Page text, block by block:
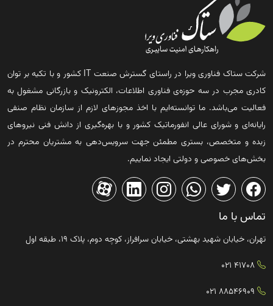
شرکت ستاک فناوری ویرا در راستای گسترش صنعت IT کشور و با تکیه بر توان
کادری مجرب در سه حوزه‌ی فناوری اطلاعات، الکترونیک و بازرگانی مشغول به
فعالیت می‌باشد. ما توانسته‌ایم با اخذ مجوزهای لازم از سازمان نظام صنفی
رایانه‌ای و شورای عالی انفورماتیک کشور و با بهره‌گیری از دانش فنی نیروهای
زبده و متخصص، بستری مطمئن جهت سرویس‌دهی به مشتریان محترم در
بخش‌های خصوصی و دولتی ایجاد نماییم.
تماس با ما
تهران، خیابان شهید بهشتی، خیابان سرافراز، کوچه دوم، پلاک ۱۹، طبقه اول
41708 021
88546909 021